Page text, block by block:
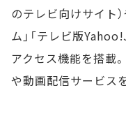
のテレビ向けサイト
ム」「テレビ版
アクセス機能を搭載
や動画配信サービス